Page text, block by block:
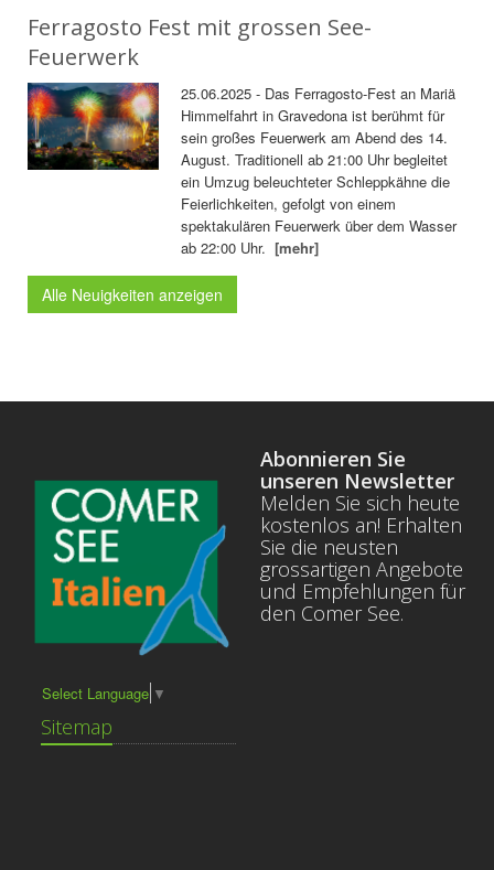
Ferragosto Fest mit grossen See-
Feuerwerk
25.06.2025 - Das Ferragosto-Fest an Mariä
Himmelfahrt in Gravedona ist berühmt für
sein großes Feuerwerk am Abend des 14.
August. Traditionell ab 21:00 Uhr begleitet
ein Umzug beleuchteter Schleppkähne die
Feierlichkeiten, gefolgt von einem
spektakulären Feuerwerk über dem Wasser
ab 22:00 Uhr.[mehr]
Alle Neuigkeiten anzeigen
Select Language ▼
Sitemap
Abonnieren Sie
unseren Newsletter
Melden Sie sich heute
kostenlos an! Erhalten
Sie die neusten
grossartigen Angebote
und Empfehlungen für
den Comer See.